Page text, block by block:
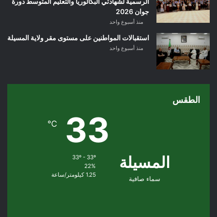
جوان 2026
منذ أسبوع واحد
استقبالات المواطنين على مستوى مقر ولاية المسيلة
منذ أسبوع واحد
الطقس
المسيلة
سماء صافية
33
℃
33º - 33º
22%
1.25 كيلومتر/ساعة